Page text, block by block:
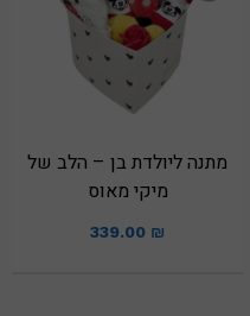
מתנה ליולדת בן – הלב של
מיקי מאוס
339.00 ₪